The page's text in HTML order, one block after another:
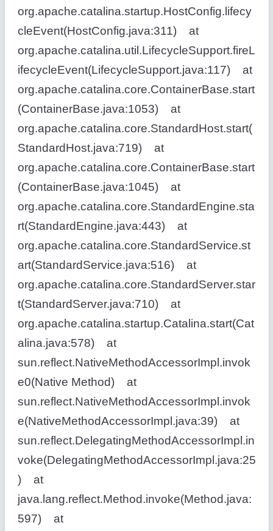
org.apache.catalina.startup.HostConfig.lifecy
cleEvent(HostConfig.java:311) at
org.apache.catalina.util.LifecycleSupport.fireL
ifecycleEvent(LifecycleSupport.java:117) at
org.apache.catalina.core.ContainerBase.start
(ContainerBase.java:1053) at
org.apache.catalina.core.StandardHost.start(
StandardHost.java:719) at
org.apache.catalina.core.ContainerBase.start
(ContainerBase.java:1045) at
org.apache.catalina.core.StandardEngine.sta
rt(StandardEngine.java:443) at
org.apache.catalina.core.StandardService.st
art(StandardService.java:516) at
org.apache.catalina.core.StandardServer.star
t(StandardServer.java:710) at
org.apache.catalina.startup.Catalina.start(Cat
alina.java:578) at
sun.reflect.NativeMethodAccessorImpl.invok
e0(Native Method) at
sun.reflect.NativeMethodAccessorImpl.invok
e(NativeMethodAccessorImpl.java:39) at
sun.reflect.DelegatingMethodAccessorImpl.in
voke(DelegatingMethodAccessorImpl.java:25
) at
java.lang.reflect.Method.invoke(Method.java:
597) at